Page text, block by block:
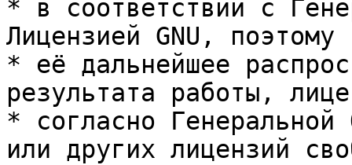
* в соответствии с
Лицензией GNU, поэтому
* её дальнейшее
результата работы,
* согласно Генеральной
или других лицензий